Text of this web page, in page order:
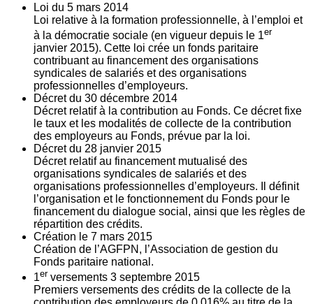
Loi du 5 mars 2014
Loi relative à la formation professionnelle, à l’emploi et
à la démocratie sociale (en vigueur depuis le 1er
janvier 2015). Cette loi crée un fonds paritaire
contribuant au financement des organisations
syndicales de salariés et des organisations
professionnelles d’employeurs.
Décret du 30 décembre 2014
Décret relatif à la contribution au Fonds. Ce décret fixe
le taux et les modalités de collecte de la contribution
des employeurs au Fonds, prévue par la loi.
Décret du 28 janvier 2015
Décret relatif au financement mutualisé des
organisations syndicales de salariés et des
organisations professionnelles d’employeurs. Il définit
l’organisation et le fonctionnement du Fonds pour le
financement du dialogue social, ainsi que les règles de
répartition des crédits.
Création le 7 mars 2015
Création de l’AGFPN, l’Association de gestion du
Fonds paritaire national.
1er versements 3 septembre 2015
Premiers versements des crédits de la collecte de la